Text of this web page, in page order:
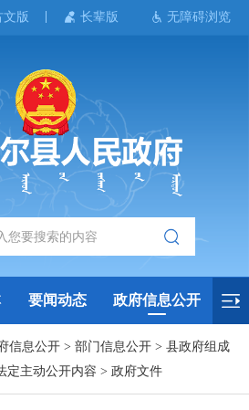
文版 长辈版 无障碍浏览
要闻动态 政府信息公开
政府数据 专题专栏
信息公开 >部门信息公开 >县政府组成
定主动公开内容 >政府文件